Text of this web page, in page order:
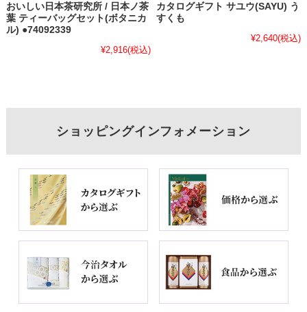
おいしい日本茶研究所 / 日本ノ茶
葉 ティーバッグセット(ボタニカ
ル) ●74092339
¥2,916(税込)
カタログギフト サユウ(SAYU) う
すくも
¥2,640(税込)
ショッピングインフォメーション